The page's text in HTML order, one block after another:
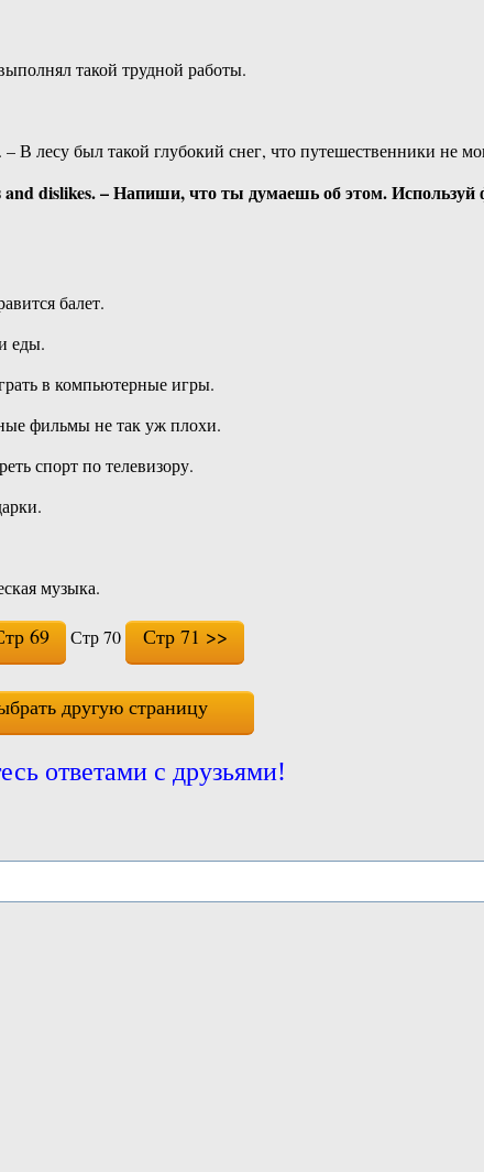
такой трудной работы.
В лесу был такой глубокий снег, что путешественники не
and dislikes. – Напиши, что ты думаешь об этом.
балет.
еды.
в компьютерные игры.
фильмы не так уж плохи.
спорт по телевизору.
музыка.
69 Стр 70 Стр 71 >>
другую страницу
ответами с друзьями!